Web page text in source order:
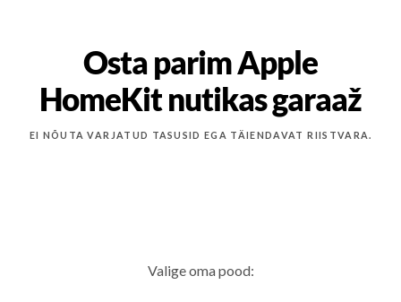
Osta parim Apple
HomeKit nutikas garaaž
EI NÕUTA VARJATUD TASUSID EGA TÄIENDAVAT RIISTVARA.
Valige oma pood: